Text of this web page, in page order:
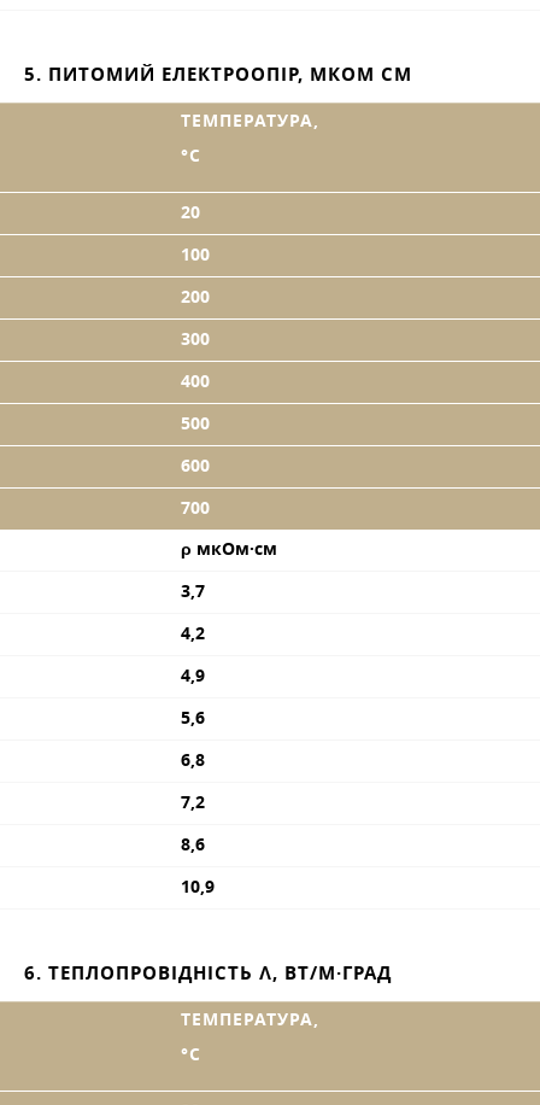
5. ПИТОМИЙ ЕЛЕКТРООПІР, МКОМ СМ
ТЕМПЕРАТУРА,
°C
20
100
200
300
400
500
600
700
ρ мкОм·см
3,7
4,2
4,9
5,6
6,8
7,2
8,6
10,9
6. ТЕПЛОПРОВІДНІСТЬ Λ, ВТ/М·ГРАД
ТЕМПЕРАТУРА,
°C